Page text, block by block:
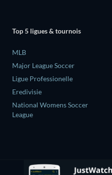
Top 5 ligues & tournois
MLB
Major League Soccer
Ligue Professionelle
Eredivisie
National Womens Soccer
League